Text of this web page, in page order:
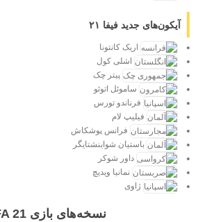
آیکون‌های جدید فیفا ۲۱
اریک کانتونا
اشلی کول
پیتر چک
ساموئل اتوئو
فرناندو تورس
فیلیپ لام
فرانس پوشکاش
باستیان شواینشتایگر
داور شوکر
نمانیا ویدیچ
ژاوی
نسخه‌های بازی FIFA 21